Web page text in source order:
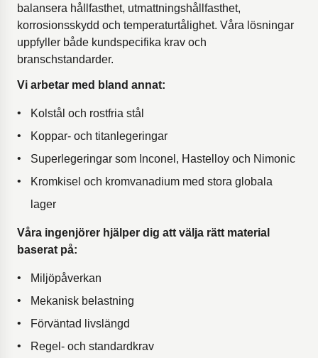
balansera hållfasthet, utmattningshållfasthet,
korrosionsskydd och temperaturtålighet. Våra lösningar
uppfyller både kundspecifika krav och
branschstandarder.
Vi arbetar med bland annat:
Kolstål och rostfria stål
Koppar- och titanlegeringar
Superlegeringar som Inconel, Hastelloy och Nimonic
Kromkisel och kromvanadium med stora globala
lager
Våra ingenjörer hjälper dig att välja rätt material
baserat på:
Miljöpåverkan
Mekanisk belastning
Förväntad livslängd
Regel- och standardkrav